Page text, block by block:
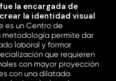
la encargada de
la identidad visual
es un Centro de
metodología permite dar
laboral y formar
que requieren
con mayor proyección
con una dilatada